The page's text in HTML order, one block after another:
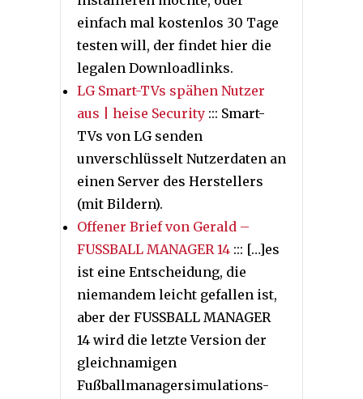
einfach mal kostenlos 30 Tage
testen will, der findet hier die
legalen Downloadlinks.
LG Smart-TVs spähen Nutzer
aus | heise Security ::: Smart-
TVs von LG senden
unverschlüsselt Nutzerdaten an
einen Server des Herstellers
(mit Bildern).
Offener Brief von Gerald –
FUSSBALL MANAGER 14 ::: […]es
ist eine Entscheidung, die
niemandem leicht gefallen ist,
aber der FUSSBALL MANAGER
14 wird die letzte Version der
gleichnamigen
Fußballmanagersimulations-